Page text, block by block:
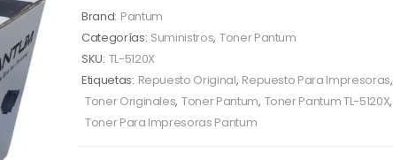
Brand: Pantum
Categorías: Suministros, Toner Pantum
SKU: TL-5120X
Etiquetas: Repuesto Original, Repuesto Para Impresoras,
Toner Originales, Toner Pantum, Toner Pantum TL-5120X,
Toner Para Impresoras Pantum